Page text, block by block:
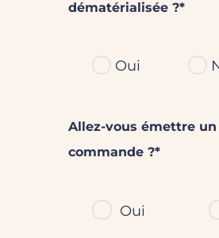
dématérialisée ?*
Oui
Allez-vous émettre
commande ?*
Oui